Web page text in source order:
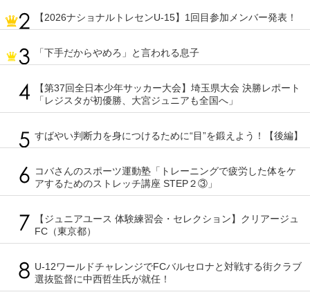
【2026ナショナルトレセンU-15】1回目参加メンバー発表！
「下手だからやめろ」と言われる息子
【第37回全日本少年サッカー大会】埼玉県大会 決勝レポート
「レジスタが初優勝、大宮ジュニアも全国へ」
すばやい判断力を身につけるために“目”を鍛えよう！【後編】
コバさんのスポーツ運動塾「トレーニングで疲労した体をケ
アするためのストレッチ講座 STEP２③」
【ジュニアユース 体験練習会・セレクション】クリアージュ
FC（東京都）
U-12ワールドチャレンジでFCバルセロナと対戦する街クラブ
選抜監督に中西哲生氏が就任！